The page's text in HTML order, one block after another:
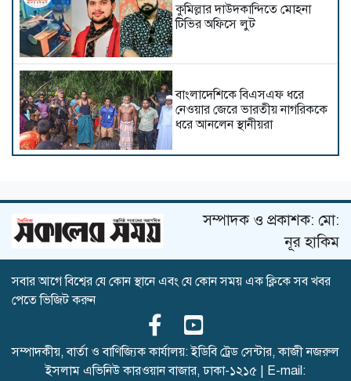
কুমিল্লার দাউদকান্দিতে মোহনা
টিভির অফিসে লুট
বাংলাদেশিকে বিএসএফ ধরে
নেওয়ার জেরে ভারতীয় নাগরিককে
ধরে আনলেন স্থানীয়রা
ঠাকুরগাঁওয়ে সড়ক দুর্ঘটনায়
সম্পাদক ও প্রকাশক: মো:
নূর হাকিম
সবার আগে বিশ্বের যে কোন স্থানে এবং যে কোন সময় এক ক্লিকে সব খবর
পেতে ভিজিট করুন
সম্পাদকীয়, বার্তা ও বাণিজ্যিক কার্যালয়: ইডিবি ট্রেড সেন্টার, কাজী নজরুল
ইসলাম এভিনিউ কারওয়ান বাজার, ঢাকা-১২১৫ | E-mail: